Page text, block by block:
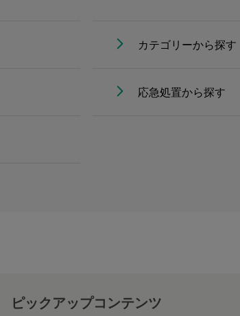
カテゴリーから探す
応急処置から探す
ピックアップコンテンツ